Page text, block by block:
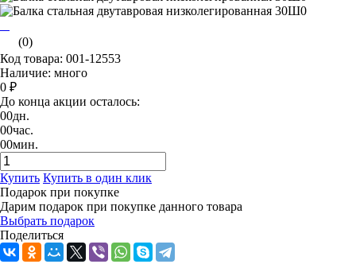
(0)
Код товара: 001-12553
Наличие: много
0 ₽
До конца акции осталось:
00дн.
00час.
00мин.
Купить Купить в один клик
Подарок при покупке
Дарим подарок при покупке данного товара
Выбрать подарок
Поделиться